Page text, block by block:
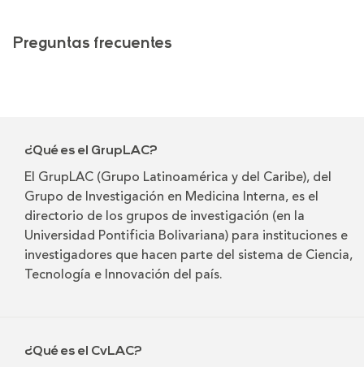
Preguntas frecuentes
¿Qué es el GrupLAC?
El GrupLAC (Grupo Latinoamérica y del Caribe), del
Grupo de Investigación en Medicina Interna, es el
directorio de los grupos de investigación (en la
Universidad Pontificia Bolivariana) para instituciones e
investigadores que hacen parte del sistema de Ciencia,
Tecnología e Innovación del país.
¿Qué es el CvLAC?